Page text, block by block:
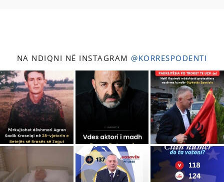
NA NDIQNI NË INSTAGRAM @KORRESPODENTI